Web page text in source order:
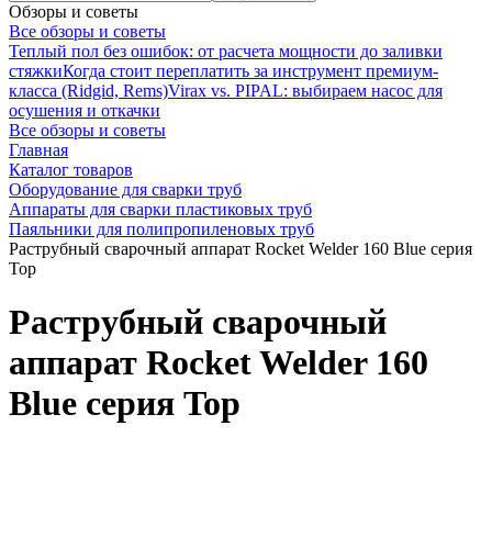
Обзоры и советы
Все обзоры и советы
Теплый пол без ошибок: от расчета мощности до заливки
стяжкиКогда стоит переплатить за инструмент премиум-
класса (Ridgid, Rems)Virax vs. PIPAL: выбираем насос для
осушения и откачки
Все обзоры и советы
Главная
Каталог товаров
Оборудование для сварки труб
Аппараты для сварки пластиковых труб
Паяльники для полипропиленовых труб
Раструбный сварочный аппарат Rocket Welder 160 Blue серия
Top
Раструбный сварочный
аппарат Rocket Welder 160
Blue серия Top